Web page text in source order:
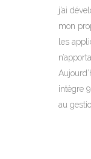
j’ai
mon
les
intègre
au